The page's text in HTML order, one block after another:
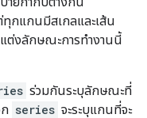
กแกนมีสเกลและเส้น
แต่งลักษณะการทำงานนี้
ร่วมกันระบุลักษณะที่
series จะระบุแกนที่จะ